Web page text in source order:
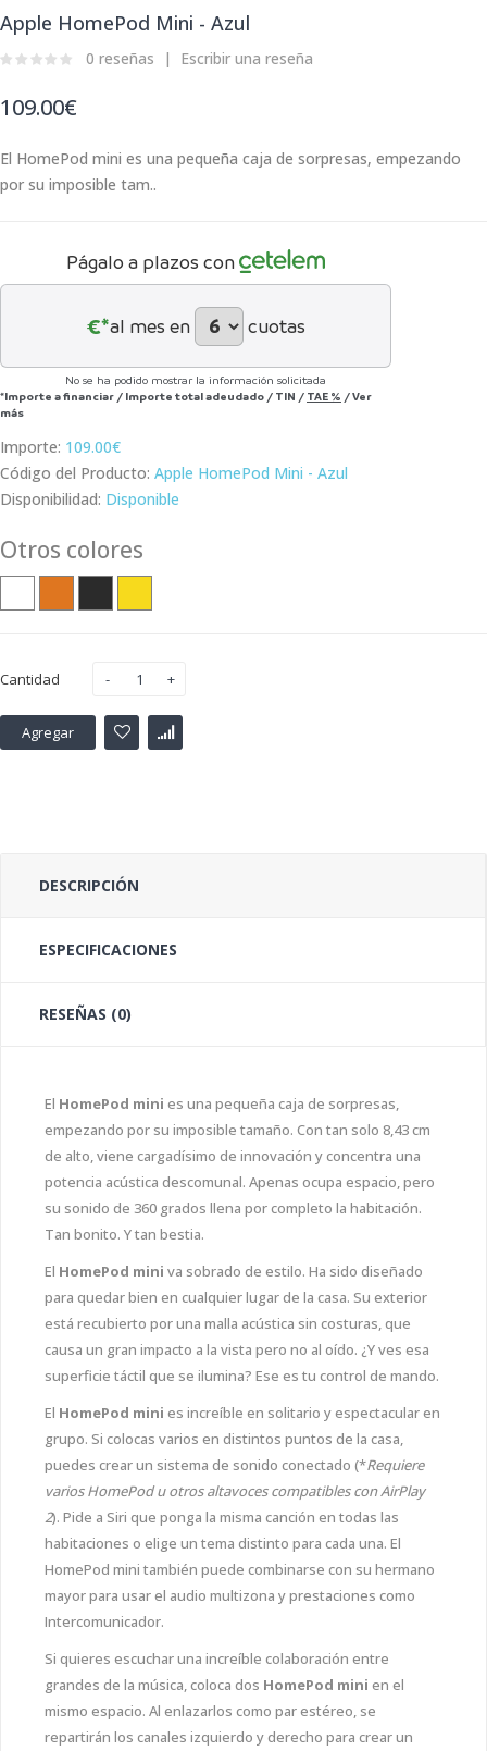
Apple HomePod Mini - Azul
0 reseñas Escribir una reseña
109.00€
El HomePod mini es una pequeña caja de sorpresas, empezando
por su imposible tam..
Págalo a plazos con
€*al mes en cuotas
No se ha podido mostrar la información solicitada
*Importe a financiar / Importe total adeudado / TIN / TAE % /Ver
más
Importe: 109.00€
Código del Producto: Apple HomePod Mini - Azul
Disponibilidad: Disponible
Otros colores
Cantidad
Agregar
DESCRIPCIÓN
ESPECIFICACIONES
RESEÑAS (0)
El HomePod mini es una pequeña caja de sorpresas,
empezando por su imposible tamaño. Con tan solo 8,43 cm
de alto, viene cargadísimo de innovación y concentra una
potencia acústica descomunal. Apenas ocupa espacio, pero
su sonido de 360 grados llena por completo la habitación.
Tan bonito. Y tan bestia.
El HomePod mini va sobrado de estilo. Ha sido diseñado
para quedar bien en cualquier lugar de la casa. Su exterior
está recubierto por una malla acústica sin costuras, que
causa un gran impacto a la vista pero no al oído. ¿Y ves esa
superficie táctil que se ilumina? Ese es tu control de mando.
El HomePod mini es increíble en solitario y espectacular en
grupo. Si colocas varios en distintos puntos de la casa,
puedes crear un sistema de sonido conectado (*Requiere
varios HomePod u otros altavoces compatibles con AirPlay
2). Pide a Siri que ponga la misma canción en todas las
habitaciones o elige un tema distinto para cada una. El
HomePod mini también puede combinarse con su hermano
mayor para usar el audio multizona y prestaciones como
Intercomunicador.
Si quieres escuchar una increíble colaboración entre
grandes de la música, coloca dos HomePod mini en el
mismo espacio. Al enlazarlos como par estéreo, se
repartirán los canales izquierdo y derecho para crear un